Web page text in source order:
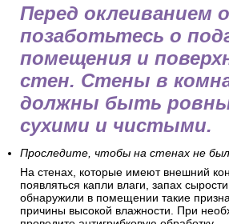
Как подготовить стены
поклейкой обоев
Перед оклеиванием
позаботьтесь о
помещения и
стен. Стены в
должны быть
сухими и чистыми.